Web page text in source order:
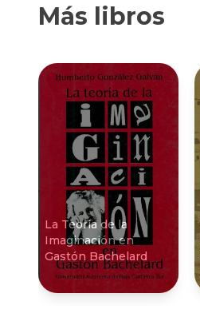
Más libros
La Teorí­a de la
Imaginación en
Gastón Bachelard